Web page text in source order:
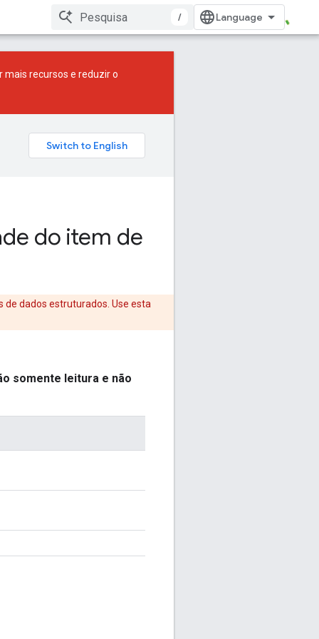
/
mais recursos e reduzir o
do item de
de dados estruturados. Use esta
somente leitura e não